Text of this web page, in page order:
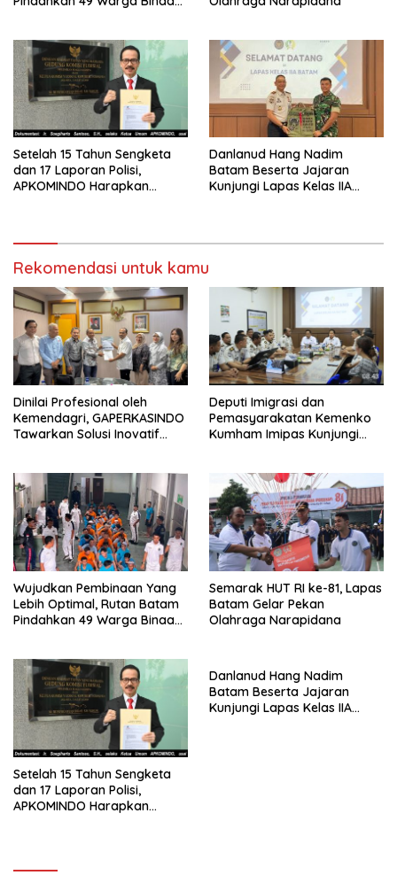
Setelah 15 Tahun Sengketa
dan 17 Laporan Polisi,
APKOMINDO Harapkan
Danlanud Hang Nadim
Batam Beserta Jajaran
Kunjungi Lapas Kelas IIA
Rekomendasi untuk kamu
Dinilai Profesional oleh
Kemendagri, GAPERKASINDO
Tawarkan Solusi Inovatif
Deputi Imigrasi dan
Pemasyarakatan Kemenko
Kumham Imipas Kunjungi
Wujudkan Pembinaan Yang
Lebih Optimal, Rutan Batam
Pindahkan 49 Warga Binaan
Semarak HUT RI ke-81, Lapas
Batam Gelar Pekan
Olahraga Narapidana
Setelah 15 Tahun Sengketa
dan 17 Laporan Polisi,
APKOMINDO Harapkan
Danlanud Hang Nadim
Batam Beserta Jajaran
Kunjungi Lapas Kelas IIA